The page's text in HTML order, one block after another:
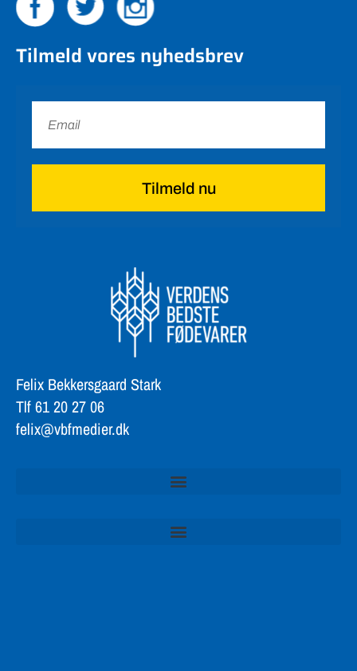
Tilmeld vores nyhedsbrev
Tilmeld nu
Felix Bekkersgaard Stark
Tlf 61 20 27 06
felix@vbfmedier.dk